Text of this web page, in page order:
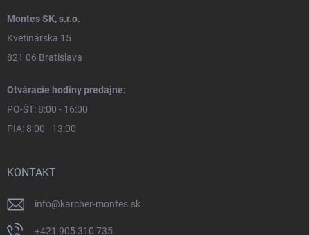
Montes SK, s.r.o.
Kvetinárska 15
821 06 Bratislava
Otváracie hodiny predajne:
PO-ŠT: 8:00 - 16:00
PIA: 8:00 - 13:00
KONTAKT
info@karcher-montes.sk
+421 905 310 735